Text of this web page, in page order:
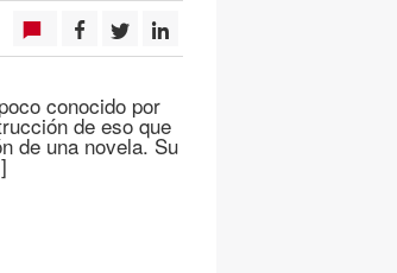
conocido por
de eso que
de una novela. Su